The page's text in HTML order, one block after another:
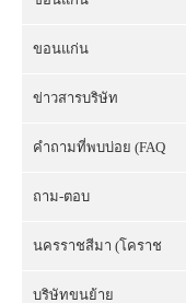
ขอนแก่น
ข่าวสารบริษัท
คำถามที่พบบ่อย (FAQ
ถาม-ตอบ
นครราชสีมา (โคราช
บริษัทขนย้าย